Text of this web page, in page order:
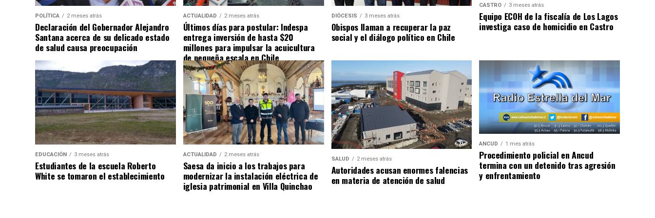
POLÍTICA 2 meses atrás
Declaración del Gobernador Alejandro
Santana acerca de su delicado estado
de salud causa preocupación
ACTUALIDAD 2 meses atrás
Últimos días para postular: Indespa
entrega inversión de hasta $20
millones para impulsar la acuicultura
de pequeña escala en Chile
DIÓCESIS 3 meses atrás
Obispos llaman a recuperar la paz
social y el diálogo político en Chile
CASTRO 3 meses atrás
Equipo ECOH de la fiscalía de Los Lagos
investiga caso de homicidio en Castro
EDUCACIÓN 3 meses atrás
Estudiantes de la escuela Roberto
White se tomaron el establecimiento
ACTUALIDAD 2 meses atrás
Saesa da inicio a los trabajos para
modernizar la instalación eléctrica de
iglesia patrimonial en Villa Quinchao
SALUD 2 meses atrás
Autoridades acusan enormes falencias
en materia de atención de salud
ANCUD 1 mes atrás
Procedimiento policial en Ancud
termina con un detenido tras agresión
y enfrentamiento